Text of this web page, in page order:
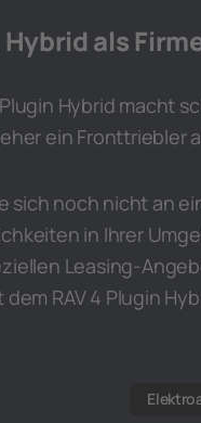
als
Plugin Hybrid macht
ein Fronttriebler
sich noch nicht an
in Ihrer
Leasing-
RAV 4 Plugin